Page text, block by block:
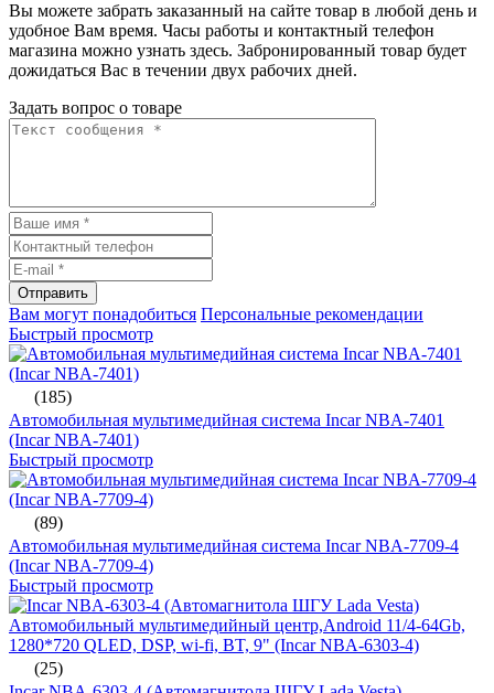
Вы можете забрать заказанный на сайте товар в любой день и
удобное Вам время. Часы работы и контактный телефон
магазина можно узнать здесь. Забронированный товар будет
дожидаться Вас в течении двух рабочих дней.
Задать вопрос о товаре
Отправить
Вам могут понадобиться Персональные рекомендации
Быстрый просмотр
(185)
Автомобильная мультимедийная система Incar NBA-7401
(Incar NBA-7401)
Быстрый просмотр
(89)
Автомобильная мультимедийная система Incar NBA-7709-4
(Incar NBA-7709-4)
Быстрый просмотр
(25)